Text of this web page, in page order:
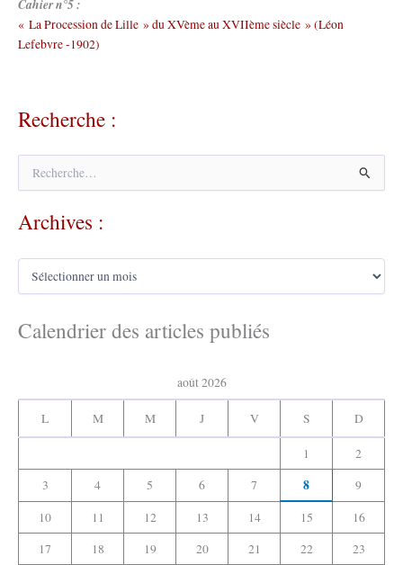
Cahier n°5 :
« La Procession de Lille » du XVème au XVIIème siècle » (Léon
Lefebvre -1902)
Recherche :
h
e
h
r
Archives :
A
iCalendrier des articles publiés
août 2026
L M M J V S D
1
2
3
4 5 6 7 8
9
10
11 12 13 14 15
16
17
18 19 20 21 22
23